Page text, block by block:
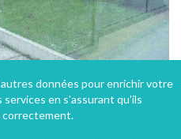
données pour enrichir votre
en s'assurant qu'ils